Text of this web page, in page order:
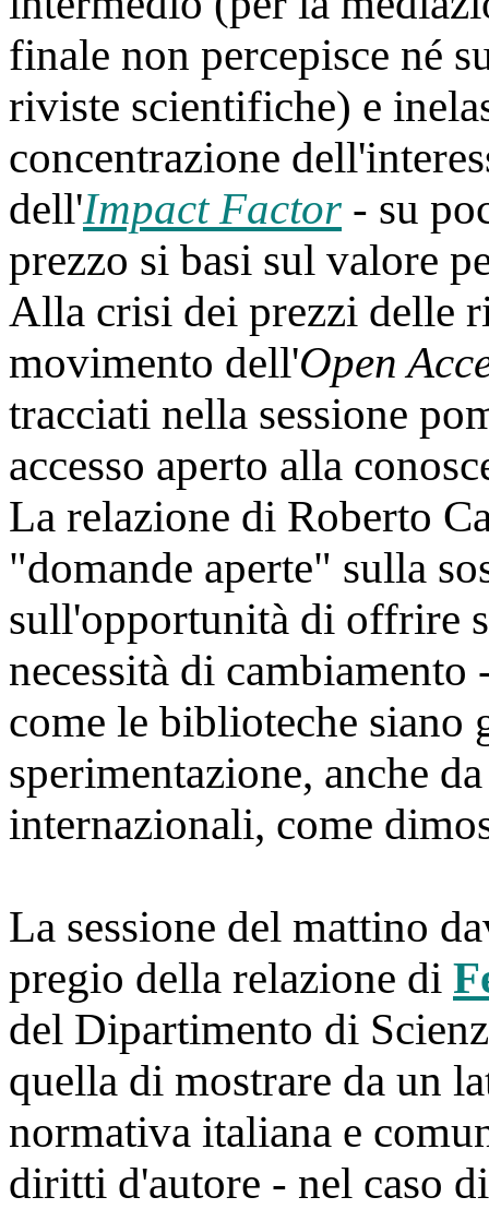
finale non percepisce né
riviste scientifiche) e
concentrazione
dell'Impact Factor - su
prezzo si basi sul valore
Alla crisi dei prezzi delle
movimento dell'Open
tracciati nella sessione
accesso aperto alla
La relazione di Roberto
"domande aperte" sulla
sull'opportunità di offrire
necessità di
come le biblioteche siano
sperimentazione, anche
internazionali, come
La sessione del mattino
pregio della relazione di
del Dipartimento di
quella di mostrare da un
normativa italiana e
diritti d'autore - nel caso